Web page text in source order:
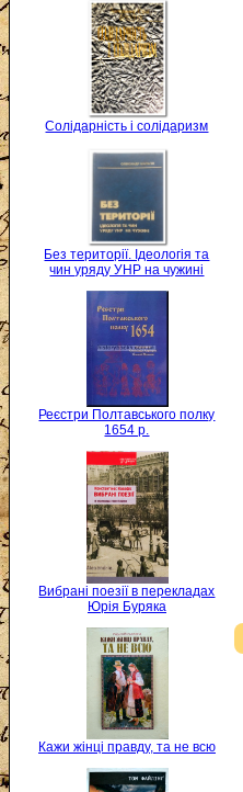
Солідарність і солідаризм
Без території. Ідеологія та
чин уряду УНР на чужині
Реєстри Полтавського полку
1654 р.
Вибрані поезії в перекладах
Юрія Буряка
Кажи жінці правду, та не всю